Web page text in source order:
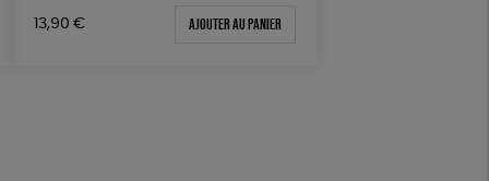
13,90 € Ajouter au panier